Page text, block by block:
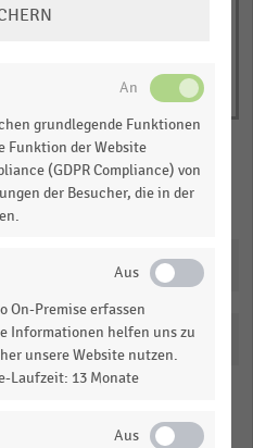
Teilen
grundlegende Funktionen
Funktion der Website
(GDPR Compliance) von
der Besucher, die in der
On-Premise erfassen
Informationen helfen uns zu
unsere Website nutzen.
Laufzeit: 13 Monate